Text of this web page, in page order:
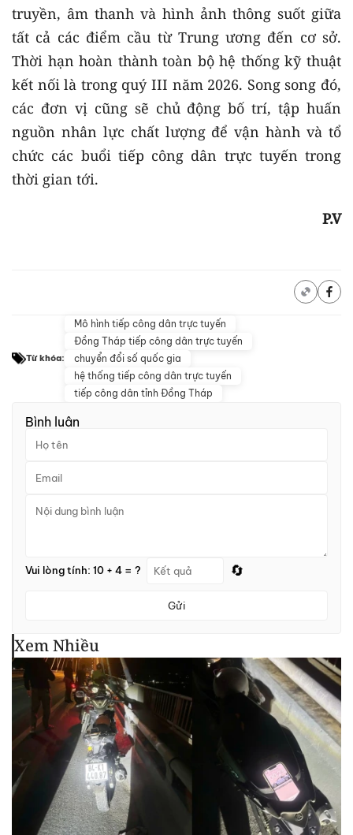
truyền, âm thanh và hình ảnh thông suốt giữa
tất cả các điểm cầu từ Trung ương đến cơ sở.
Thời hạn hoàn thành toàn bộ hệ thống kỹ thuật
kết nối là trong quý III năm 2026. Song song đó,
các đơn vị cũng sẽ chủ động bố trí, tập huấn
nguồn nhân lực chất lượng để vận hành và tổ
chức các buổi tiếp công dân trực tuyến trong
thời gian tới.
P.V
Từ khóa:
Mô hình tiếp công dân trực tuyến
Đồng Tháp tiếp công dân trực tuyến
chuyển đổi số quốc gia
hệ thống tiếp công dân trực tuyến
tiếp công dân tỉnh Đồng Tháp
Bình luận
Vui lòng tính: 10 + 4 = ? 🔄
Gửi
Xem Nhiều